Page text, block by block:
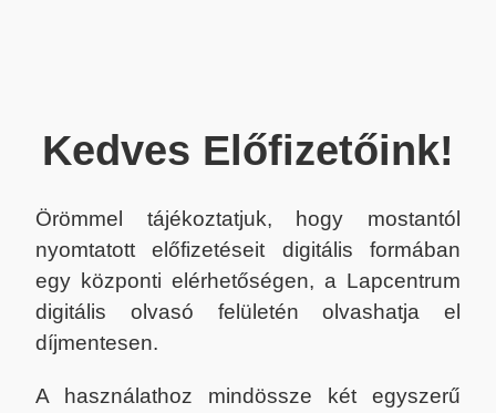
Kedves Előfizetőink!
Örömmel tájékoztatjuk, hogy mostantól
nyomtatott előfizetéseit digitális formában
egy központi elérhetőségen, a Lapcentrum
digitális olvasó felületén olvashatja el
díjmentesen.
A használathoz mindössze két egyszerű